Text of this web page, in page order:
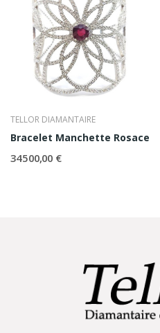
TELLOR DIAMANTAIRE
Bracelet Manchette Rosace
34 500,00 €